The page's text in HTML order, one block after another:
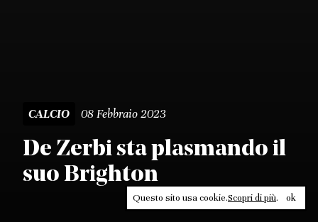
CALCIO 08 Febbraio 2023
De Zerbi sta plasmando il
suo Brighton
Questo sito usa cookie.Scopri di più. ok